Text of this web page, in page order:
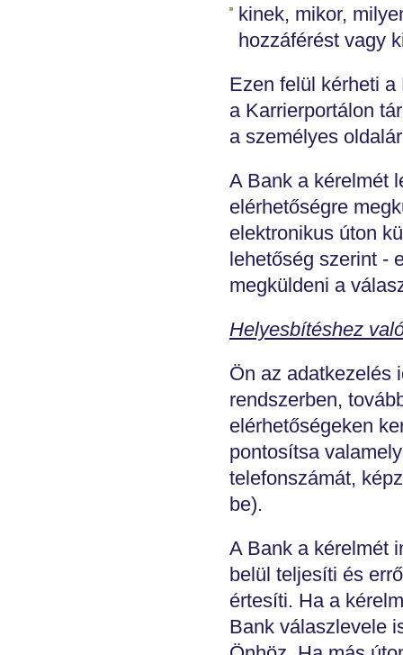
kinek, mikor,
hozzáférést vagy
Ezen felül kérheti
a Karrierportálon
a személyes
A Bank a kérelmét
elérhetőségre
elektronikus úton
lehetőség szerint -
megküldeni a
Helyesbítéshez
Ön az adatkezelés
rendszerben,
elérhetőségeken
pontosítsa
telefonszámát,
be).
A Bank a kérelmét
belül teljesíti és
értesíti. Ha a
Bank válaszlevele